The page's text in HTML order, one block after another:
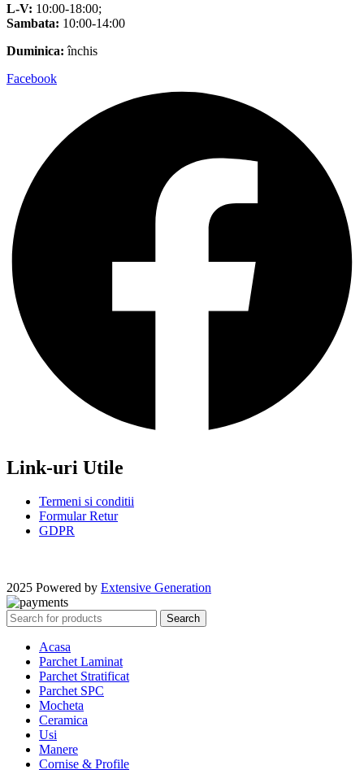
L-V: 10:00-18:00;
Sambata: 10:00-14:00
Duminica: închis
Facebook
Link-uri Utile
Termeni si conditii
Formular Retur
GDPR
2025 Powered by Extensive Generation
Search
Acasa
Parchet Laminat
Parchet Stratificat
Parchet SPC
Mocheta
Ceramica
Usi
Manere
Cornise & Profile